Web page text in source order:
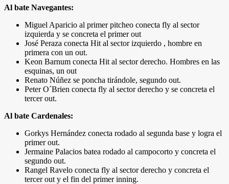
Al bate Navegantes:
Miguel Aparicio al primer pitcheo conecta fly al sector
izquierda y se concreta el primer out
José Peraza conecta Hit al sector izquierdo , hombre en
primera con un out.
Keon Barnum conecta Hit al sector derecho. Hombres en las
esquinas, un out
Renato Núñez se poncha tirándole, segundo out.
Peter O´Brien conecta fly al sector derecho y se concreta el
tercer out.
Al bate Cardenales:
Gorkys Hernández conecta rodado al segunda base y logra el
primer out.
Jermaine Palacios batea rodado al campocorto y concreta el
segundo out.
Rangel Ravelo conecta fly al sector derecho y concreta el
tercer out y el fin del primer inning.